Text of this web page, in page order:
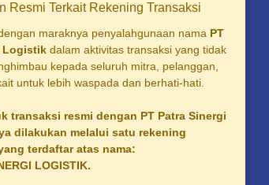
Resmi Terkait Rekening Transaksi
maraknya penyalahgunaan nama PT
Logistik dalam aktivitas transaksi yang tidak
kepada seluruh mitra, pelanggan,
untuk lebih waspada dan berhati-hati.
transaksi resmi dengan PT Patra Sinergi
dilakukan melalui satu rekening
terdaftar atas nama:
LOGISTIK.